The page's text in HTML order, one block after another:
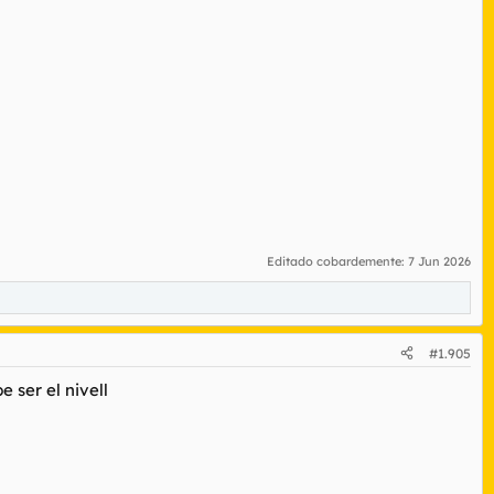
Editado cobardemente: 7 Jun 2026
#1.905
ser el nivell